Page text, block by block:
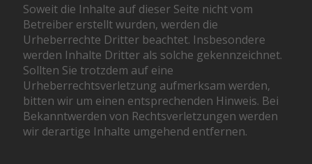
Soweit die Inhalte auf dieser Seite nicht vom
Betreiber erstellt wurden, werden die
Urheberrechte Dritter beachtet. Insbesondere
werden Inhalte Dritter als solche gekennzeichnet.
Sollten Sie trotzdem auf eine
Urheberrechtsverletzung aufmerksam werden,
bitten wir um einen entsprechenden Hinweis. Bei
Bekanntwerden von Rechtsverletzungen werden
wir derartige Inhalte umgehend entfernen.